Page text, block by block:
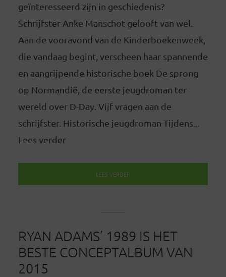
geïnteresseerd zijn in geschiedenis?
Schrijfster Anke Manschot gelooft van wel.
Aan de vooravond van de Kinderboekenweek,
die vandaag begint, verscheen haar spannende
en aangrijpende historische boek De sprong
op Normandië, de eerste jeugdroman ter
wereld over D-Day. Vijf vragen aan de
schrijfster. Historische jeugdroman Tijdens...
Lees verder
LEES VERDER
RYAN ADAMS’ 1989 IS HET
BESTE CONCEPTALBUM VAN
2015